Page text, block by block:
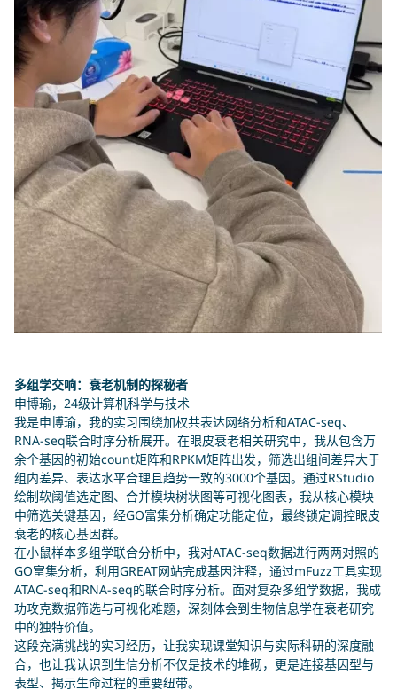
多组学交响：衰老机制的探秘者
申博瑜，24级计算机科学与技术
我是申博瑜，我的实习围绕加权共表达网络分析和ATAC-seq、
RNA-seq联合时序分析展开。在眼皮衰老相关研究中，我从包含万
余个基因的初始count矩阵和RPKM矩阵出发，筛选出组间差异大于
组内差异、表达水平合理且趋势一致的3000个基因。通过RStudio
绘制软阈值选定图、合并模块树状图等可视化图表，我从核心模块
中筛选关键基因，经GO富集分析确定功能定位，最终锁定调控眼皮
衰老的核心基因群。
在小鼠样本多组学联合分析中，我对ATAC-seq数据进行两两对照的
GO富集分析，利用GREAT网站完成基因注释，通过mFuzz工具实现
ATAC-seq和RNA-seq的联合时序分析。面对复杂多组学数据，我成
功攻克数据筛选与可视化难题，深刻体会到生物信息学在衰老研究
中的独特价值。
这段充满挑战的实习经历，让我实现课堂知识与实际科研的深度融
合，也让我认识到生信分析不仅是技术的堆砌，更是连接基因型与
表型、揭示生命过程的重要纽带。